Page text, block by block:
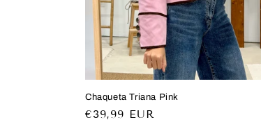
Chaqueta Triana Pink
Precio
€39,99 EUR